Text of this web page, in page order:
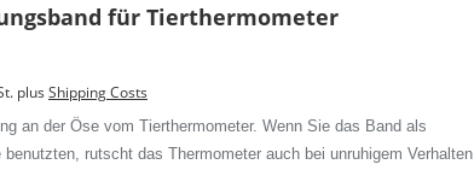
für Tierthermometer
plus Shipping Costs
an der Öse vom Tierthermometer. Wenn Sie das Band als
benutzten, rutscht das Thermometer auch bei unruhigem Verhalten